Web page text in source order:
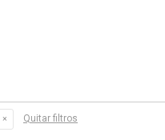
Quitar filtros